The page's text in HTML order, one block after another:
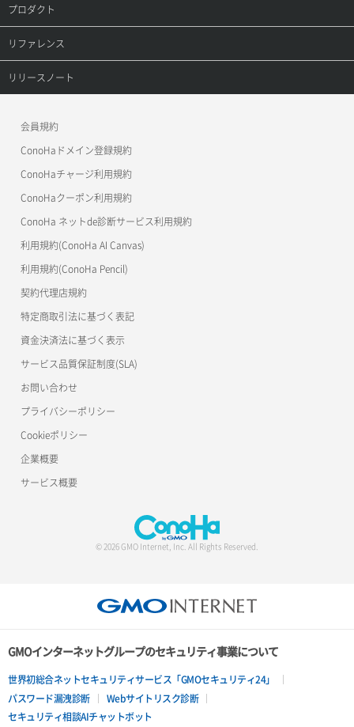
オブジェクト詳細取得
コンテナ一覧取得
コンテナ作成
コンテナ削除
ラージオブジェクトアップロード(DLO)
一時的Web公開
レコード詳細取得
プロダクト
プロダクトトップ
ConoHa VPS(Ver.3.0)
ConoHa for GAME
リファレンス
リファレンストップ
OpenStack CLI
Terraform
s3cmd
公開API(ConoHa VPS Ver.2.0)
リリースノート
会員規約
ConoHaドメイン登録規約
ConoHaチャージ利用規約
ConoHaクーポン利用規約
ConoHa ネットde診断サービス利用規約
利用規約(ConoHa AI Canvas)
利用規約(ConoHa Pencil)
契約代理店規約
特定商取引法に基づく表記
資金決済法に基づく表示
サービス品質保証制度(SLA)
お問い合わせ
プライバシーポリシー
Cookieポリシー
企業概要
サービス概要
© 2026 GMO Internet, Inc. All Rights Reserved.
GMOインターネットグループのセキュリティ事業について
世界初総合ネットセキュリティサービス「GMOセキュリティ24」
パスワード漏洩診断
Webサイトリスク診断
セキュリティ相談AIチャットボット